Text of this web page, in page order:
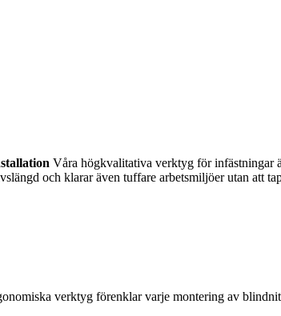
Våra högkvalitativa verktyg för infästningar
och klarar även tuffare arbetsmiljöer utan att
verktyg förenklar varje montering av